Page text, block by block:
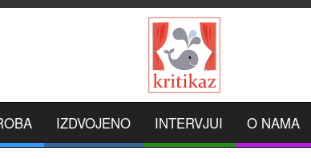
IZDVOJENO INTERVJUI O NAMA